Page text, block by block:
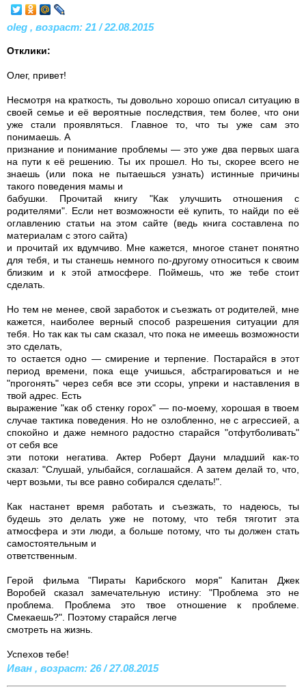
oleg , возраст: 21 / 22.08.2015
Отклики:
Олег, привет!
Несмотря на краткость, ты довольно хорошо описал ситуацию в
своей семье и её вероятные последствия, тем более, что они
уже стали проявляться. Главное то, что ты уже сам это
понимаешь. А
признание и понимание проблемы — это уже два первых шага
на пути к её решению. Ты их прошел. Но ты, скорее всего не
знаешь (или пока не пытаешься узнать) истинные причины
такого поведения мамы и
бабушки. Прочитай книгу "Как улучшить отношения с
родителями". Если нет возможности её купить, то найди по её
оглавлению статьи на этом сайте (ведь книга составлена по
материалам с этого сайта)
и прочитай их вдумчиво. Мне кажется, многое станет понятно
для тебя, и ты станешь немного по-другому относиться к своим
близким и к этой атмосфере. Поймешь, что же тебе стоит
сделать.
Но тем не менее, свой заработок и съезжать от родителей, мне
кажется, наиболее верный способ разрешения ситуации для
тебя. Но так как ты сам сказал, что пока не имеешь возможности
это сделать,
то остается одно — смирение и терпение. Постарайся в этот
период времени, пока еще учишься, абстрагироваться и не
"прогонять" через себя все эти ссоры, упреки и наставления в
твой адрес. Есть
выражение "как об стенку горох" — по-моему, хорошая в твоем
случае тактика поведения. Но не озлобленно, не с агрессией, а
спокойно и даже немного радостно старайся "отфутболивать"
от себя все
эти потоки негатива. Актер Роберт Дауни младший как-то
сказал: "Слушай, улыбайся, соглашайся. А затем делай то, что,
черт возьми, ты все равно собирался сделать!".
Как настанет время работать и съезжать, то надеюсь, ты
будешь это делать уже не потому, что тебя тяготит эта
атмосфера и эти люди, а больше потому, что ты должен стать
самостоятельным и
ответственным.
Герой фильма "Пираты Карибского моря" Капитан Джек
Воробей сказал замечательную истину: "Проблема это не
проблема. Проблема это твое отношение к проблеме.
Смекаешь?". Поэтому старайся легче
смотреть на жизнь.
Успехов тебе!
Иван , возраст: 26 / 27.08.2015